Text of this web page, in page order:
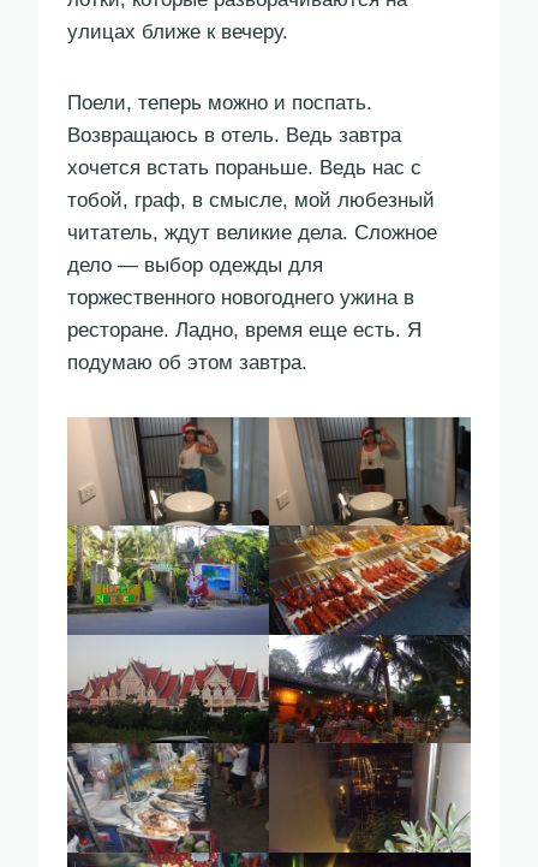
улицах ближе к вечеру.
Поели, теперь можно и поспать.
Возвращаюсь в отель. Ведь завтра
хочется встать пораньше. Ведь нас с
тобой, граф, в смысле, мой любезный
читатель, ждут великие дела. Сложное
дело — выбор одежды для
торжественного новогоднего ужина в
ресторане. Ладно, время еще есть. Я
подумаю об этом завтра.